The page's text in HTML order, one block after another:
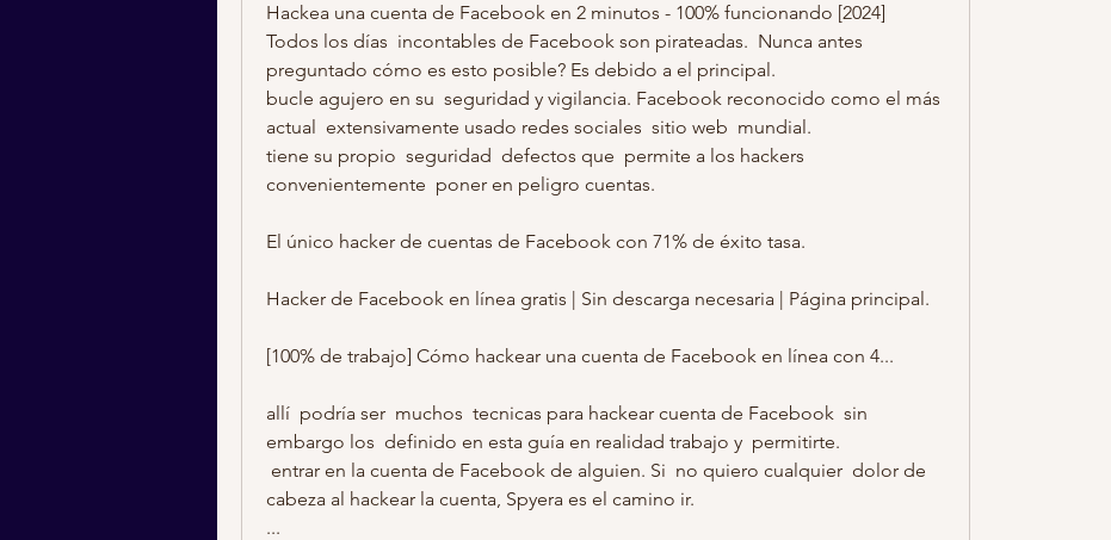
Hackea una cuenta de Facebook en 2 minutos - 100% funcionando [2024]
Todos los días  incontables de Facebook son pirateadas.  Nunca antes
preguntado cómo es esto posible? Es debido a el principal.
bucle agujero en su  seguridad y vigilancia. Facebook reconocido como el más
actual  extensivamente usado redes sociales  sitio web  mundial.
tiene su propio  seguridad  defectos que  permite a los hackers
convenientemente  poner en peligro cuentas.
El único hacker de cuentas de Facebook con 71% de éxito tasa.
Hacker de Facebook en línea gratis | Sin descarga necesaria | Página principal.
[100% de trabajo] Cómo hackear una cuenta de Facebook en línea con 4...
allí  podría ser  muchos  tecnicas para hackear cuenta de Facebook  sin
embargo los  definido en esta guía en realidad trabajo y  permitirte.
cabeza al hackear la cuenta, Spyera es el camino ir.
...